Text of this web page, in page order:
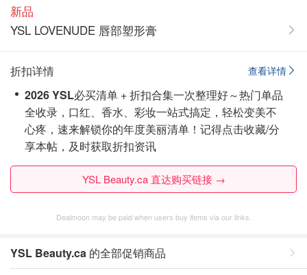
新品
YSL LOVENUDE 唇部塑形膏
查看详情
折扣详情
2026 YSL必买清单 + 折扣合集一次整理好～热门单品
全收录，口红、香水、彩妆一站式搞定，轻松变美不
心疼，速来解锁你的年度美丽清单！ 记得点击收藏/分
享本帖，及时获取折扣资讯
YSL Beauty.ca 直达购买链接 →
Dealmoon may be paid when users buy items via our links.
YSL Beauty.ca 的全部促销商品